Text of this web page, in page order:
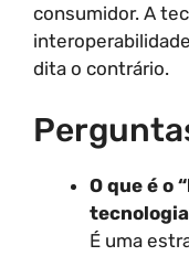
consumidor. A
dita o contrário.
O que é o
É uma